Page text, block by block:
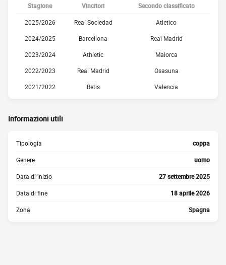
Stagione Vincitori Secondo classificato
2025/2026 Real Sociedad
Atletico
2024/2025
Barcellona
Real Madrid
2023/2024
Athletic
Maiorca
2022/2023
Real Madrid
Osasuna
2021/2022
Betis Valencia
Informazioni utili
Tipologia coppa
Genere uomo
Data di inizio 27 settembre 2025
Data di fine 18 aprile 2026
Zona Spagna